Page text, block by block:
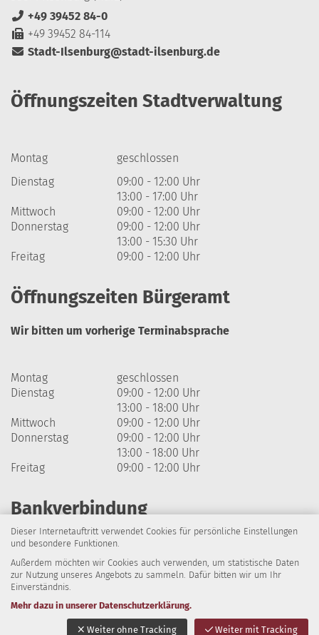
Dieser Internetauftritt verwendet Cookies für persönliche Einstellungen
und besondere Funktionen.
Außerdem möchten wir Cookies auch verwenden, um statistische Daten
zur Nutzung unseres Angebots zu sammeln. Dafür bitten wir um Ihr
Einverständnis.
Mehr dazu in unserer Datenschutzerklärung.
Weiter ohne Tracking Weiter mit Tracking
+49 39452 84-0
+49 39452 84-114
Stadt-Ilsenburg@stadt-ilsenburg.de
Öffnungszeiten Stadtverwaltung
Montag
geschlossen
Dienstag
09:00 - 12:00 Uhr
13:00 - 17:00 Uhr
Mittwoch
09:00 - 12:00 Uhr
Donnerstag
09:00 - 12:00 Uhr
13:00 - 15:30 Uhr
Freitag
09:00 - 12:00 Uhr
Öffnungszeiten Bürgeramt
Wir bitten um vorherige Terminabsprache
Montag
geschlossen
Dienstag
09:00 - 12:00 Uhr
13:00 - 18:00 Uhr
Mittwoch
09:00 - 12:00 Uhr
Donnerstag
09:00 - 12:00 Uhr
13:00 - 18:00 Uhr
Freitag
09:00 - 12:00 Uhr
Bankverbindung
Harzsparkasse
IBAN: DE64 8105 2000 0320 1838 07
BIC: NOLADE21HRZ
Impressum Datenschutz Barrierefreiheit